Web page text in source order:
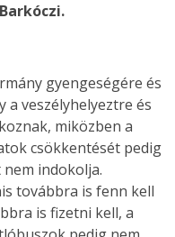
gyengeségére és
a veszélyhelyeztre és
miközben a
csökkentését pedig
indokolja.
továbbra is fenn kell
is fizetni kell, a